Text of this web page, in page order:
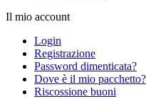
Il mio account
Login
Registrazione
Password dimenticata?
Dove è il mio pacchetto?
Riscossione buoni